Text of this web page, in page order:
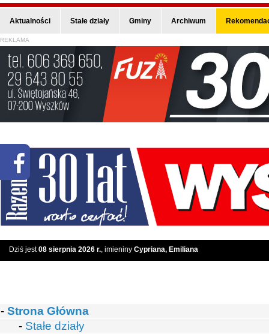
Aktualności Stałe działy Gminy Archiwum
REKLAMA
Dziś jest08 sierpnia 2026 r., imieniny Cypriana, Emiliana
- Strona Główna
- Stałe działy